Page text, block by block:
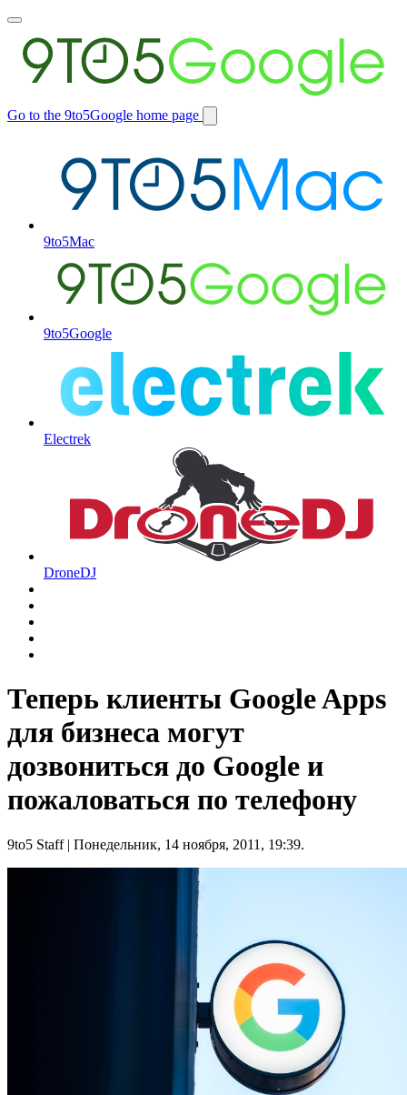
Toggle
main
menu
Go to the 9to5Google home page
Switch
9to5Mac
9to5Google
Electrek
DroneDJ
Теперь клиенты Google Apps
для бизнеса могут
дозвониться до Google и
пожаловаться по телефону
9to5 Staff| Понедельник, 14 ноября, 2011, 19:39.